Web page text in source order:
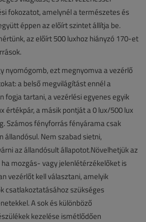
fokozatot, amelynél a természetes és
éppen az előírt szintet állítja be.
az előírt 500 luxhoz hiányzó 170-et
nyomógomb, ezt megnyomva a vezérlő
a belső megvilágítást ennél a
fogja tartani, a vezérlési egyenes egyik
értékpár, a másik pontját a 0 lux/500 lux
Számos fényforrás fényárama csak
állandósul. Nem szabad sietni,
az állandósult állapotot.Növelhetjük az
mozgás- vagy jelenlétérzékelőket is
vezérlőt kell választani, amelyik
csatlakoztatásához szükséges
A sok és különböző
kezelése ismétlődően